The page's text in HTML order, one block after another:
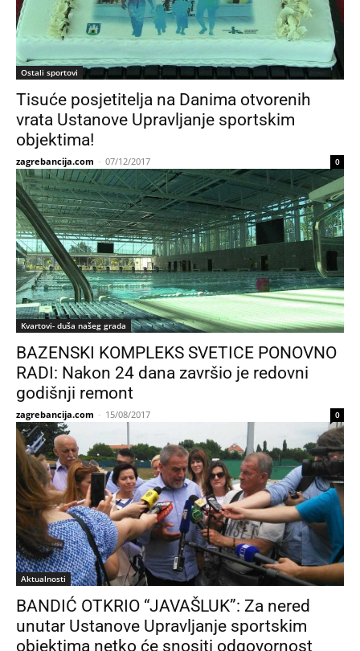
Ostali sportovi
Tisuće posjetitelja na Danima otvorenih
vrata Ustanove Upravljanje sportskim
objektima!
zagrebancija.com - 07/12/2017 0
Kvartovi- duša našeg grada
BAZENSKI KOMPLEKS SVETICE PONOVNO
RADI: Nakon 24 dana završio je redovni
godišnji remont
zagrebancija.com - 15/08/2017 0
Aktualnosti
BANDIĆ OTKRIO “JAVAŠLUK”: Za nered
unutar Ustanove Upravljanje sportskim
objektima netko će snositi odgovornost